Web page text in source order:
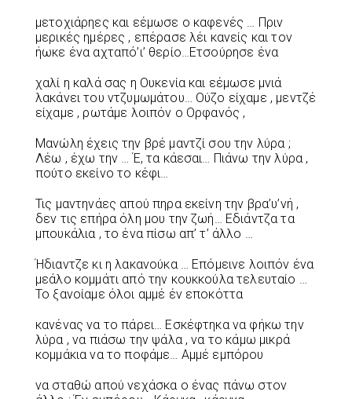
μετοχιάρηες και εέμωσε ο καφενές … Πριν
μερικές ημέρες , επέρασε λέι κανείς και τον
ήωκε ένα αχταπό’ι’ θερίο…Ετσούρησε ένα
χαλί η καλά σας η Ουκενία και εέμωσε μνιά
λακάνει του ντζυμωμάτου… Ούζο είχαμε , μεντζέ
είχαμε , ρωτάμε λοιπόν ο Ορφανός ,
Μανώλη έχεις την βρέ μαντζί σου την λύρα ;
Λέω , έχω την … Έ, τα κάεσαι… Πιάνω την λύρα ,
πούτο εκείνο το κέφι…
Τις μαντηνάες απού πηρα εκείνη την βρα’υ’νή ,
δεν τις επήρα όλη μου την ζωή… Εδιάντζα τα
μπουκάλια , το ένα πίσω απ’ τ’ άλλο …
Ήδιαντζε κι η λακανούκα … Επόμεινε λοιπόν ένα
μεάλο κομμάτι από την κουκκούλα τελευταίο …
Το ξανοίαμε όλοι αμμέ έν εποκόττα
κανένας να το πάρει… Εσκέφτηκα να φήκω την
λύρα , να πιάσω την ψάλα , να το κάμω μικρά
κομμάκια να το ποφάμε… Αμμέ εμπόρου
να σταθώ απού νεχάσκα ο ένας πάνω στον